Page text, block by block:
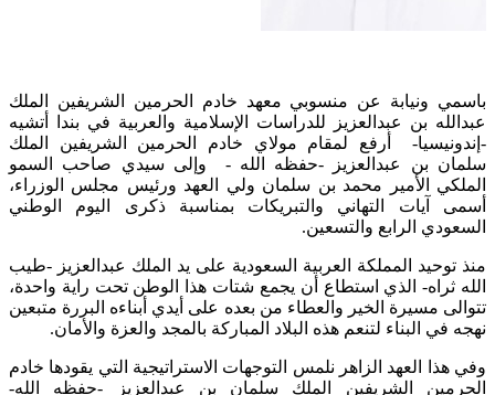
باسمي ونيابة عن منسوبي معهد خادم الحرمين الشريفين الملك
عبدالله بن عبدالعزيز للدراسات الإسلامية والعربية في بندا أتشيه
-إندونيسيا- أرفع لمقام مولاي خادم الحرمين الشريفين الملك
سلمان بن عبدالعزيز -حفظه الله - وإلى سيدي صاحب السمو
الملكي الأمير محمد بن سلمان ولي العهد ورئيس مجلس الوزراء،
أسمى آيات التهاني والتبريكات بمناسبة ذكرى اليوم الوطني
السعودي الرابع والتسعين.
منذ توحيد المملكة العربية السعودية على يد الملك عبدالعزيز -طيب
الله ثراه- الذي استطاع أن يجمع شتات هذا الوطن تحت راية واحدة،
تتوالى مسيرة الخير والعطاء من بعده على أيدي أبناءه البررة متبعين
نهجه في البناء لتنعم هذه البلاد المباركة بالمجد والعزة والأمان.
وفي هذا العهد الزاهر نلمس التوجهات الاستراتيجية التي يقودها خادم
الحرمين الشريفين الملك سلمان بن عبدالعزيز -حفظه الله-